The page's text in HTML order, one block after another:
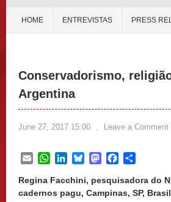
HOME ENTREVISTAS PRESS
Conservadorismo,
Argentina
June 27, 2017 15:00 , Leave a Comment
EmailWhatsApp
LinkedInBlueskyMastodonFacebook
Regina Facchini, pesquisadora do
cadernos pagu, Campinas, SP, Brasil